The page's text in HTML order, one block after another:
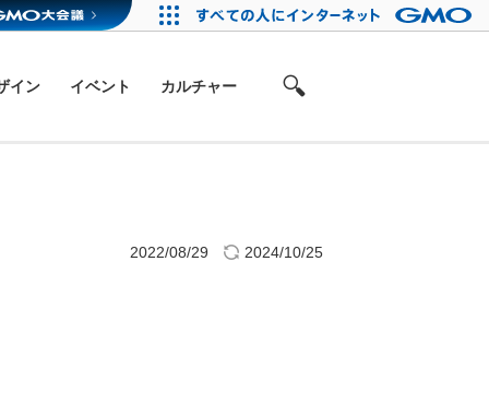
イン イベント カルチャー
2022/08/29 2024/10/25